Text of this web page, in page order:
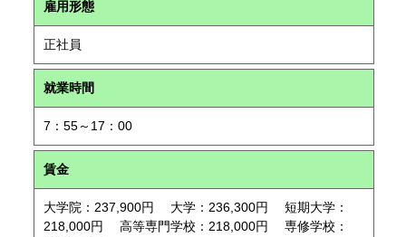
雇用形態
正社員
就業時間
7：55～17：00
賃金
大学院：237,900円 大学：236,300円 短期大学：
218,000円 高等専門学校：218,000円 専修学校：